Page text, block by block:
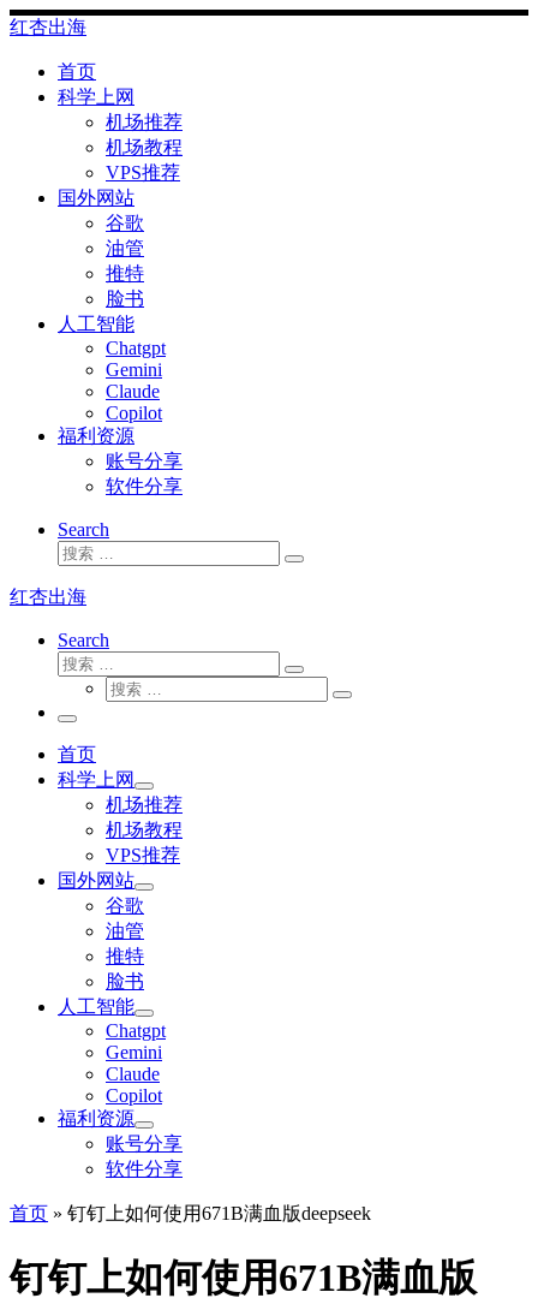
Skip
to
content
红杏出海
首页
科学上网
机场推荐
机场教程
VPS推荐
国外网站
谷歌
油管
推特
脸书
人工智能
Chatgpt
‎Gemini
Claude
Copilot
福利资源
账号分享
软件分享
Search
搜
搜
红杏出海
Search
搜
搜
索
搜
搜
主
菜
单
首页
科学上网
机场推荐
机场教程
VPS推荐
国外网站
谷歌
油管
推特
脸书
人工智能
Chatgpt
‎Gemini
Claude
Copilot
福利资源
账号分享
软件分享
首页 » 钉钉上如何使用671B满血版deepseek
钉钉上如何使用671B满血版